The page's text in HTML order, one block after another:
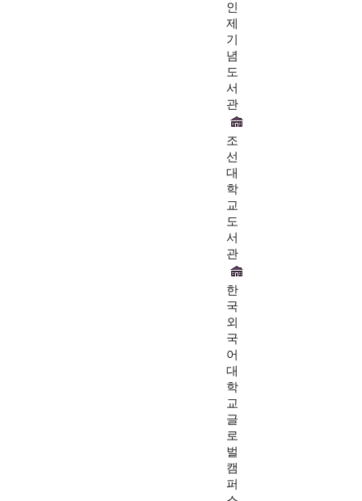
인
제
기
념
도
서
관
조
선
대
학
교
도
서
관
한
국
외
국
어
대
학
교
글
로
벌
캠
퍼